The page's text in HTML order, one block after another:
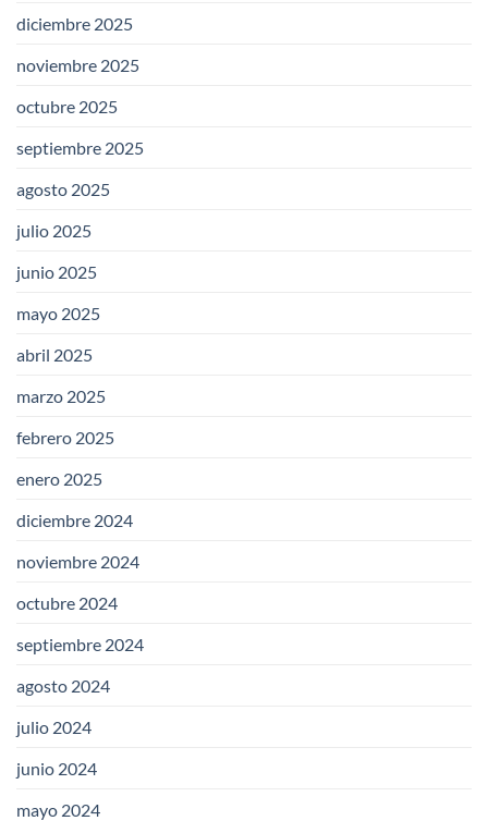
diciembre 2025
noviembre 2025
octubre 2025
septiembre 2025
agosto 2025
julio 2025
junio 2025
mayo 2025
abril 2025
marzo 2025
febrero 2025
enero 2025
diciembre 2024
noviembre 2024
octubre 2024
septiembre 2024
agosto 2024
julio 2024
junio 2024
mayo 2024